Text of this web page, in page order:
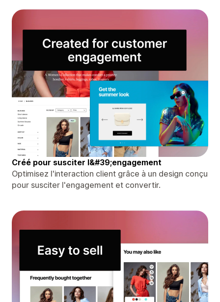
Créé pour susciter l&#39;engagement
Optimisez l'interaction client grâce à un design conçu
pour susciter l'engagement et convertir.